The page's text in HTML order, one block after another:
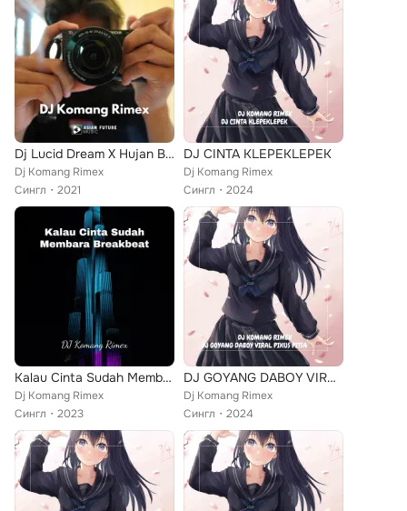
Dj Lucid Dream X Hujan Badai Angin Ribut
Dj Komang Rimex
Сингл
2021
DJ CINTA KLEPEKLEPEK
Dj Komang Rimex
Сингл
2024
Kalau Cinta Sudah Membara Breakbeat
Dj Komang Rimex
Сингл
2023
DJ GOYANG DABOY VIRAL PIKUS PITSA
Dj Komang Rimex
Сингл
2024